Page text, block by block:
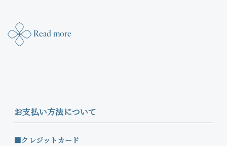
Read more
お支払い方法について
クレジットカード